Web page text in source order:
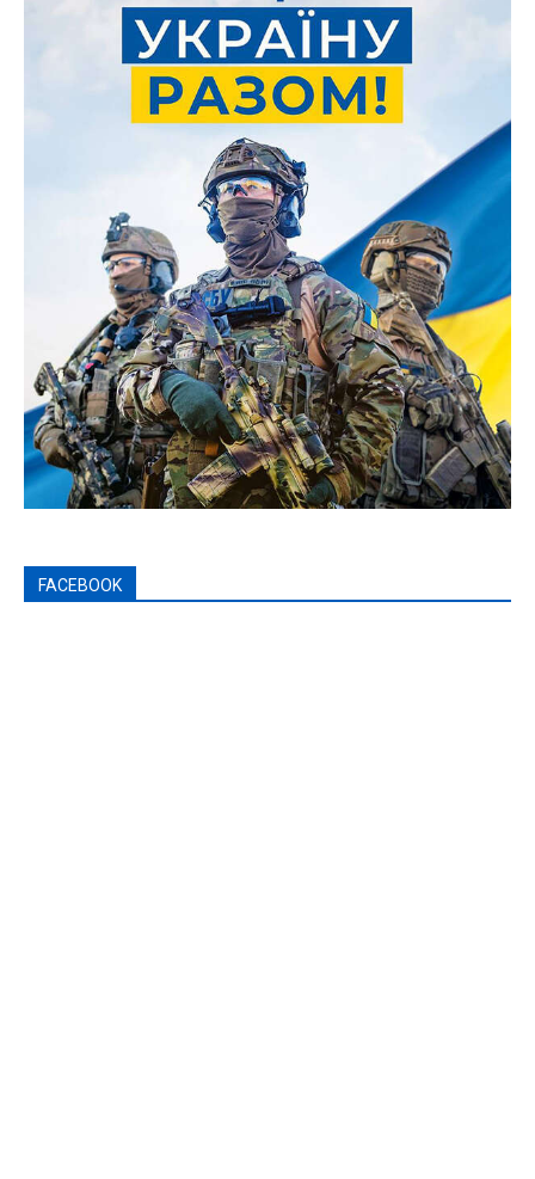
FACEBOOK